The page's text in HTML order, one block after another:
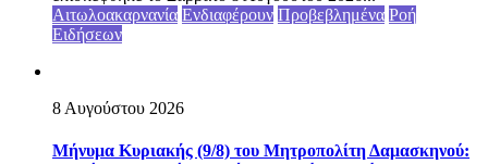
Αιτωλοακαρνανία Ενδιαφέρουν Προβεβλημένα Ροή
Ειδήσεων
8 Αυγούστου 2026
Μήνυμα Κυριακής (9/8) του Μητροπολίτη Δαμασκηνού: